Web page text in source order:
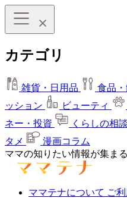
カテゴリ
雑貨・日用品 食品
ッション
ビューティ
ネー・投資
くらしの相談
タメ
漫画コラム
ママの知りたい情報が集ま
ママテナについて ご